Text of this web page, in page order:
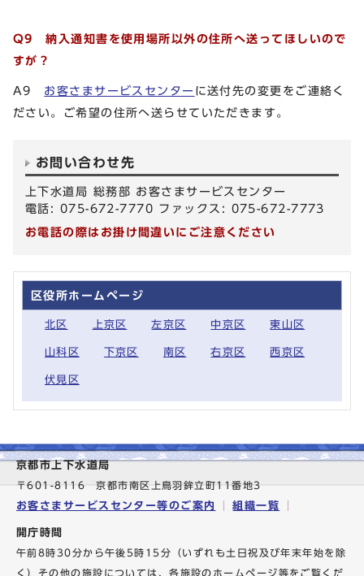
Q9 納入通知書を使用場所以外の住所へ送ってほしいので
すが？
A9 お客さまサービスセンター に送付先の変更をご連絡く
ださい。ご希望の住所へ送らせていただきます。
お問い合わせ先
上下水道局 総務部 お客さまサービスセンター
電話: 075-672-7770 ファックス: 075-672-7773
お電話の際はお掛け間違いにご注意ください
区役所ホームページ
北区 上京区 左京区 中京区 東山区
山科区 下京区 南区 右京区 西京区
伏見区
京都市上下水道局
〒601-8116 京都市南区上鳥羽鉾立町11番地3
お客さまサービスセンター等のご案内 組織一覧
開庁時間
午前8時30分から午後5時15分（いずれも土日祝及び年末年始を除
く）その他の施設については、各施設のホームページ等をご覧くだ